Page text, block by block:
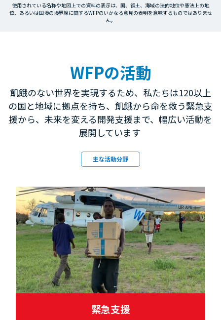
使用されている名称や地図上での資料の表示は、国、領土、海域の法的地位や憲法上の地
位、あるいは国境の境界線に関するWFPのいかなる意見の表明を意味するものではありませ
ん。
WFPの活動
飢餓のない世界を実現するため、私たちは120以上
の国と地域に拠点を持ち、飢餓から命を救う緊急支
援から、未来を変える開発支援まで、幅広い活動を
展開しています
主な活動分野
緊急支援